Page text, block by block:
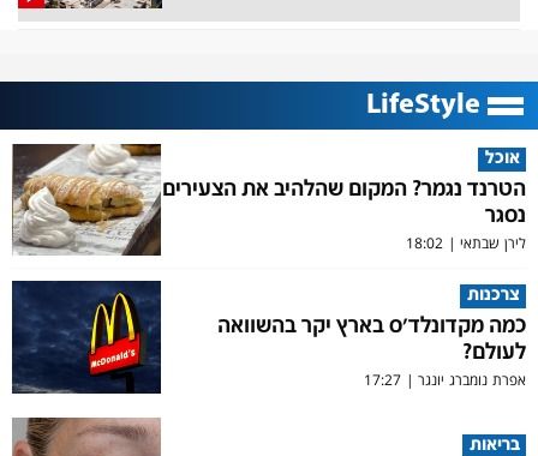
LifeStyle
אוכל
הטרנד נגמר? המקום שהלהיב את הצעירים
נסגר
לירן שבתאי |
18:02
צרכנות
כמה מקדונלד'ס בארץ יקר בהשוואה
לעולם?
אפרת נומברג יונגר |
17:27
בריאות